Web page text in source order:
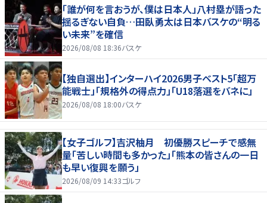
「誰が何を言おうが、僕は日本人」八村塁が語った
揺るぎない自負…田臥勇太は日本バスケの“明る
い未来”を確信
2026/08/08 18:36バスケ
【独自選出】インターハイ2026男子ベスト5「超万
能戦士」「規格外の得点力」「U18落選をバネに」
2026/08/08 18:00バスケ
【女子ゴルフ】吉沢柚月 初優勝スピーチで感無
量「苦しい時間も多かった」「熊本の皆さんの一日
も早い復興を願う」
2026/08/09 14:33ゴルフ